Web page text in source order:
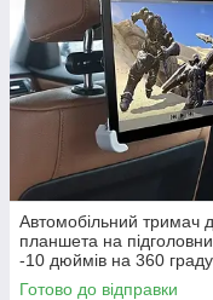
Автомобільний тримач
планшета на
-10 дюймів на 360
авто
Готово до відправки